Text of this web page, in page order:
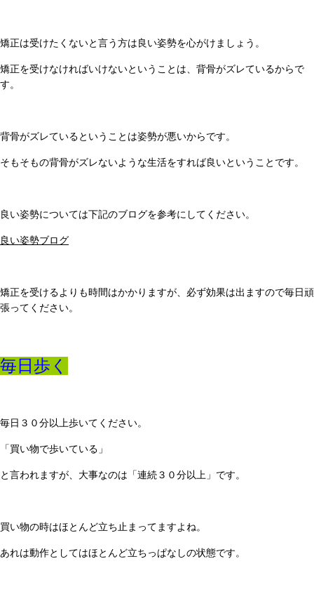
矯正は受けたくないと言う方は良い姿勢を心がけましょう。
矯正を受けなければいけないということは、背骨がズレているからで
す。
背骨がズレているということは姿勢が悪いからです。
そもそもの背骨がズレないような生活をすれば良いということです。
良い姿勢については下記のブログを参考にしてください。
良い姿勢ブログ
矯正を受けるよりも時間はかかりますが、必ず効果は出ますので毎日頑
張ってください。
毎日歩く
毎日３０分以上歩いてください。
「買い物で歩いている」
と言われますが、大事なのは「連続３０分以上」です。
買い物の時はほとんど立ち止まってますよね。
あれは動作としてはほとんど立ちっぱなしの状態です。